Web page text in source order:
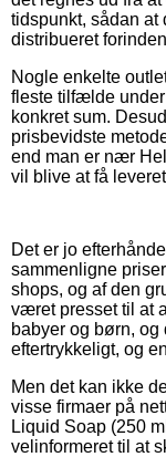
tidspunkt, sådan at
distribueret
Nogle enkelte
fleste tilfælde
konkret sum.
prisbevidste
end man er nær
vil blive at få
Det er jo
sammenligne
shops, og af den
været presset til at
babyer og børn,
eftertrykkeligt, og
Men det kan ikke
visse firmaer på
Liquid Soap (250
velinformeret til at